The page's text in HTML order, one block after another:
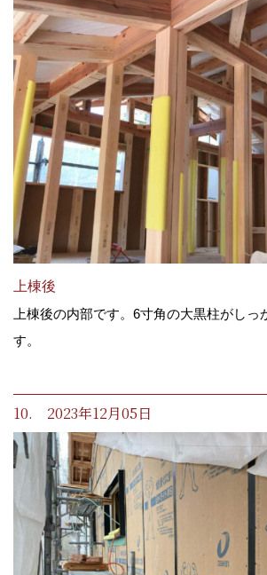
上棟後
上棟後の内部です。6寸角の大黒柱がしっ
す。
10. 2023年12月05日